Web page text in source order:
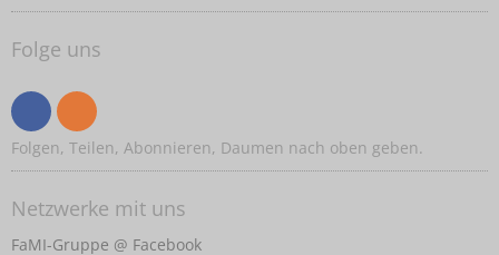
Folge uns
Folgen, Teilen, Abonnieren, Daumen nach oben geben.
Netzwerke mit uns
FaMI-Gruppe @ Facebook